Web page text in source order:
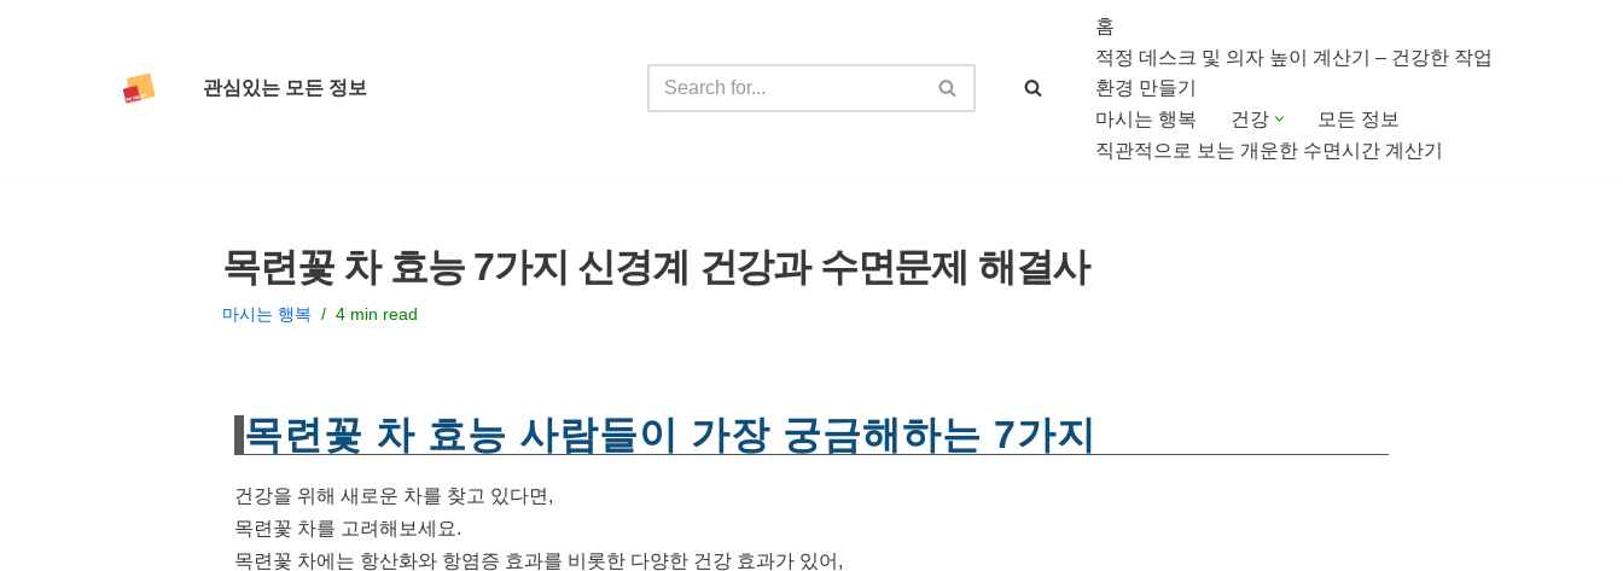
관심있는 모든 정보
홈
적정 데스크 및 의자 높이 계산기 – 건강한 작업
환경 만들기
마시는 행복
건강
모든 정보
직관적으로 보는 개운한 수면시간 계산기
목련꽃 차 효능 7가지 신경계 건강과 수면문제 해결사
마시는 행복 4 min read
목련꽃 차 효능 사람들이 가장 궁금해하는 7가지
건강을 위해 새로운 차를 찾고 있다면,
목련꽃 차를 고려해보세요.
목련꽃 차에는 항산화와 항염증 효과를 비롯한 다양한 건강 효과가 있어,